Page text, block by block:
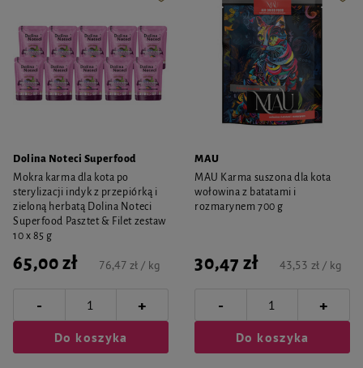
Dolina Noteci Superfood
Mokra karma dla kota po
sterylizacji indyk z przepiórką i
zieloną herbatą Dolina Noteci
Superfood Pasztet & Filet zestaw
10 x 85 g
65,00 zł 76,47 zł / kg
- +
Do koszyka
MAU
MAU Karma suszona dla kota
wołowina z batatami i
rozmarynem 700 g
30,47 zł 43,53 zł / kg
- +
Do koszyka